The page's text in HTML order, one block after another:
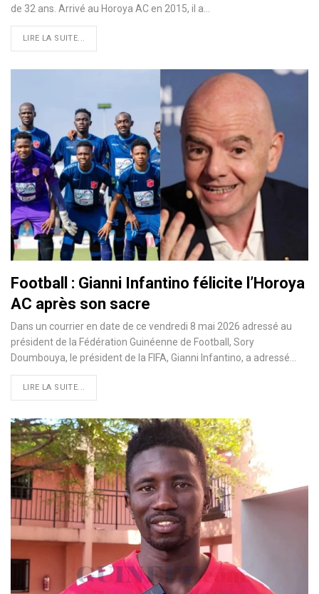
de 32 ans. Arrivé au Horoya AC en 2015, il a…
LIRE LA SUITE...
Football : Gianni Infantino félicite l’Horoya
AC après son sacre
Dans un courrier en date de ce vendredi 8 mai 2026 adressé au
président de la Fédération Guinéenne de Football, Sory
Doumbouya, le président de la FIFA, Gianni Infantino, a adressé…
LIRE LA SUITE...